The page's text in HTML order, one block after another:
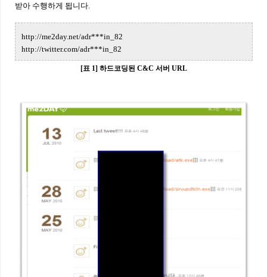
받아 수행하게 됩니다.
http://me2day.net/adr***in_82
http://twitter.com/adr***in_82
[표 1] 하드코딩된 C&C 서버 URL